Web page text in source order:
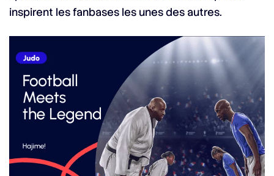
inspirent les fanbases les unes des autres.